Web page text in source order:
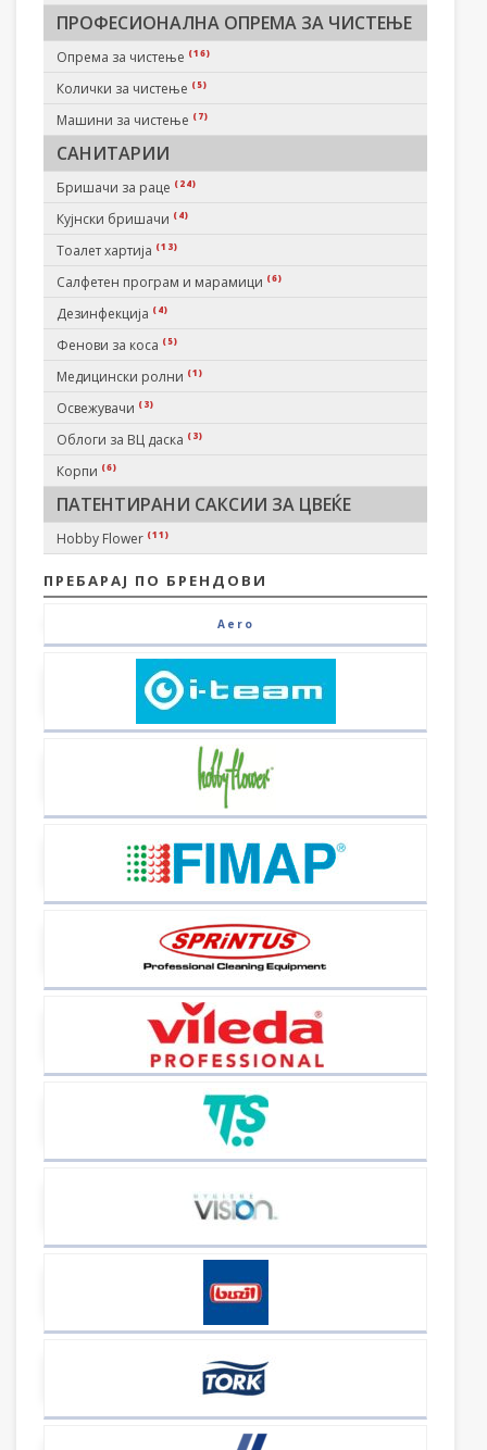
ПРОФЕСИОНАЛНА ОПРЕМА ЗА ЧИСТЕЊЕ
Опрема за чистење (16)
Колички за чистење (5)
Машини за чистење (7)
САНИТАРИИ
Бришачи за раце (24)
Кујнски бришачи (4)
Тоалет хартија (13)
Салфетен програм и марамици (6)
Дезинфекција (4)
Фенови за коса (5)
Медицински ролни (1)
Освежувачи (3)
Облоги за ВЦ даска (3)
Корпи (6)
ПАТЕНТИРАНИ САКСИИ ЗА ЦВЕЌЕ
Hobby Flower (11)
ПРЕБАРАЈ ПО БРЕНДОВИ
Aero